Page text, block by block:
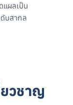
แผลเป็น
ดับสากล
วชาญ